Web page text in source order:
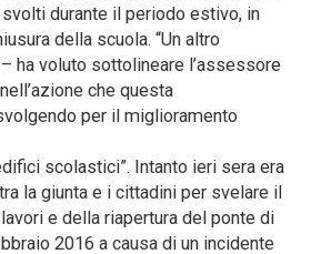
durante il periodo estivo, in
della scuola. “Un altro
ha voluto sottolineare l’assessore
che questa
per il miglioramento
scolastici”. Intanto ieri sera era
la giunta e i cittadini per svelare il
e della riapertura del ponte di
2016 a causa di un incidente